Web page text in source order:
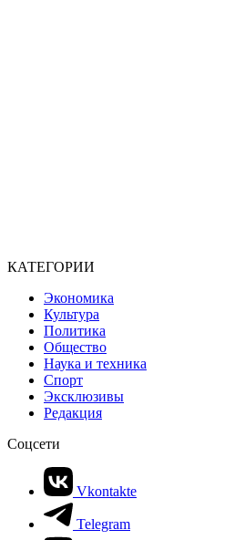
КАТЕГОРИИ
Экономика
Культура
Политика
Общество
Наука и техника
Спорт
Эксклюзивы
Редакция
Соцсети
Vkontakte
Telegram